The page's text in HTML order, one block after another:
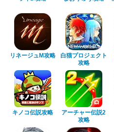
リネージュM攻略
白猫プロジェクト
攻略
キノコ伝説攻略
アーチャー伝説2
攻略